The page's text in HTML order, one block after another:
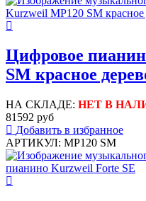
Цифровое
SM красное
НА СКЛАДЕ: НЕТ В
81592 руб
Добавить в избранное
АРТИКУЛ: MP120 SM